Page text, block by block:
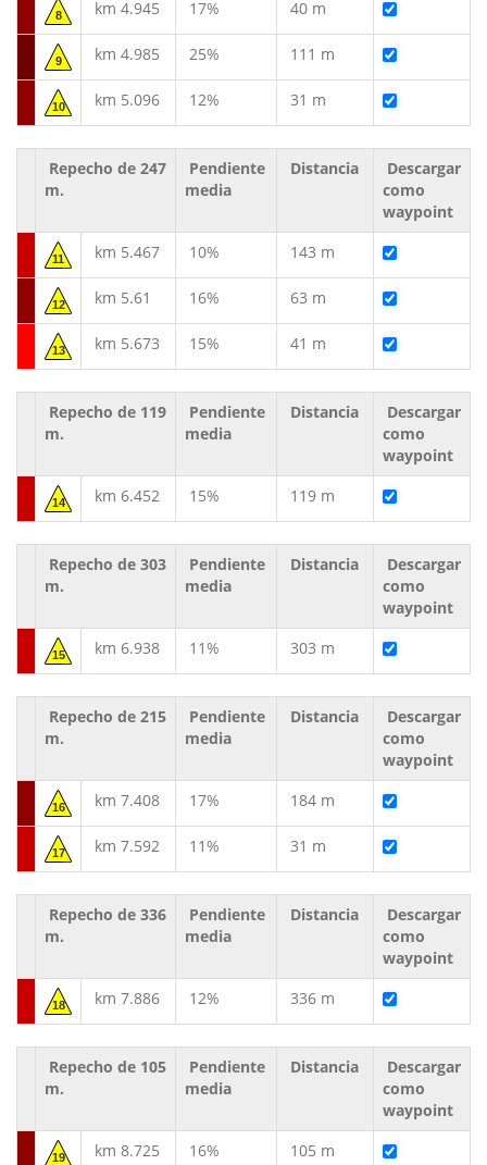
8 km 4.945 17% 40 m
9 km 4.985 25% 111 m
10 km 5.096 12% 31 m
Repecho de 247
m.
Pendiente
media
Distancia
Descargar
como
waypoint
11 km 5.467 10% 143 m
12 km 5.61 16% 63 m
13 km 5.673 15% 41 m
Repecho de 119
m.
Pendiente
media
Distancia
Descargar
como
waypoint
14 km 6.452 15% 119 m
Repecho de 303
m.
Pendiente
media
Distancia
Descargar
como
waypoint
15 km 6.938 11% 303 m
Repecho de 215
m.
Pendiente
media
Distancia
Descargar
como
waypoint
16 km 7.408 17% 184 m
17 km 7.592 11% 31 m
Repecho de 336
m.
Pendiente
media
Distancia
Descargar
como
waypoint
18 km 7.886 12% 336 m
Repecho de 105
m.
Pendiente
media
Distancia
Descargar
como
waypoint
19 km 8.725 16% 105 m